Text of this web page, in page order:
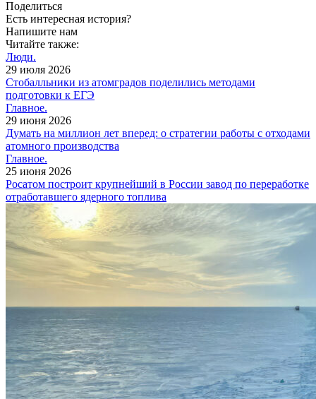
Поделиться
Есть интересная история?
Напишите нам
Читайте также:
Люди.
29 июля 2026
Cтобалльники из атомградов поделились методами
подготовки к ЕГЭ
Главное.
29 июня 2026
Думать на миллион лет вперед: о стратегии работы с отходами
атомного производства
Главное.
25 июня 2026
Росатом построит крупнейший в России завод по переработке
отработавшего ядерного топлива